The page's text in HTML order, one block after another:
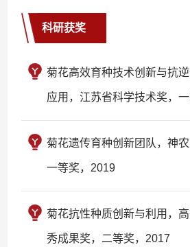
科研获奖
菊花高效育种技术创新与抗
应用，江苏省科学技术奖，
菊花遗传育种创新团队，神农
一等奖，2019
菊花抗性种质创新与利用，
秀成果奖，二等奖，2017